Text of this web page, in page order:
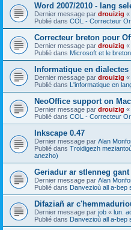
Word 2007/2010 - lang
Dernier message par drouizig «
Publié dans COL - Correcteur
Correcteur breton pour
Dernier message par drouizig «
Publié dans Microsoft et le
Informatique en
Dernier message par drouizig «
Publié dans L'informatique en
NeoOffice support on
Dernier message par drouizig «
Publié dans COL - Correcteur
Inkscape 0.47
Dernier message par Alan
Publié dans Troidigezh
anezho)
Geriadur ar stlenneg
Dernier message par Alan
Publié dans Danvezioù all a-bep
Difaziañ ar
Dernier message par job « lun.
Publié dans Danvezioù all a-bep